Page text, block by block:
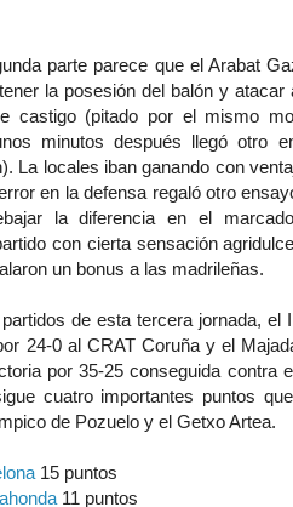
parte parece que el Arabat
la posesión del balón y
castigo (pitado por el mismo
minutos después llegó otro
La locales iban ganando con
en la defensa regaló otro
la diferencia en el
con cierta sensación
un bonus a las madrileñas.
de esta tercera jornada,
24-0 al CRAT Coruña y el
por 35-25 conseguida contra
cuatro importantes puntos
de Pozuelo y el Getxo Artea.
15 puntos
11 puntos